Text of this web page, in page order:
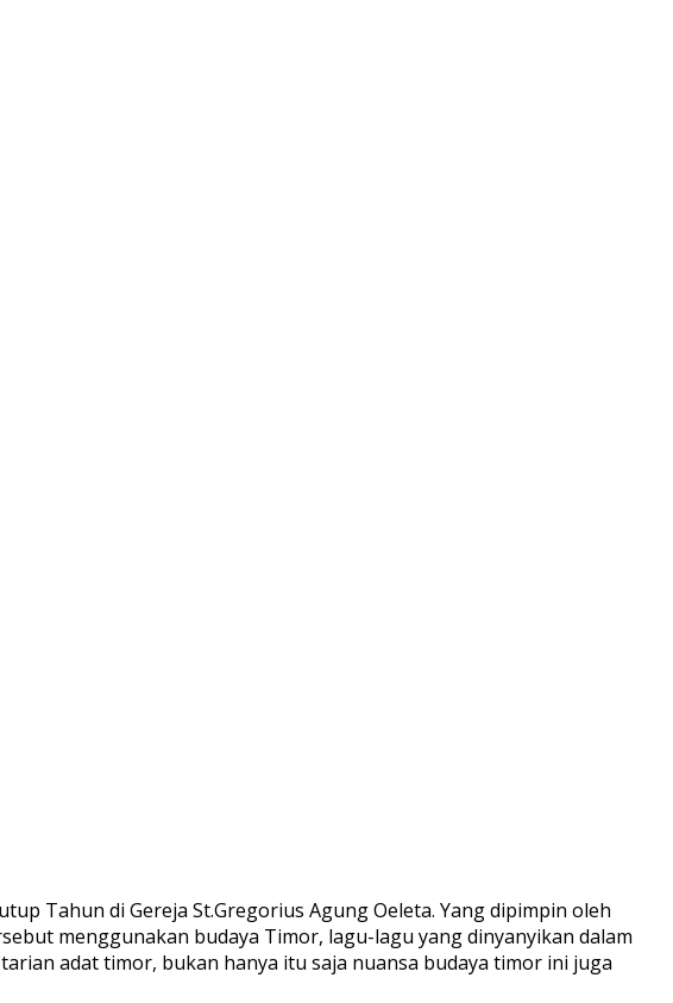
Tahun di Gereja St.Gregorius Agung Oeleta. Yang dipimpin oleh
menggunakan budaya Timor, lagu-lagu yang dinyanyikan dalam
adat timor, bukan hanya itu saja nuansa budaya timor ini juga